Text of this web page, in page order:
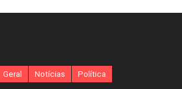
Geral Notícias Política